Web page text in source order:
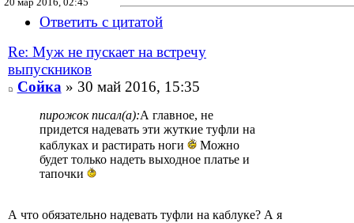
20 мар 2016, 02:45
Ответить с цитатой
Re: Муж не пускает на встречу
выпускников
Сойка » 30 май 2016, 15:35
пирожок писал(а):А главное, не
придется надевать эти жуткие туфли на
каблуках и растирать ноги
Можно
будет только надеть выходное платье и
тапочки
А что обязательно надевать туфли на каблуке? А я